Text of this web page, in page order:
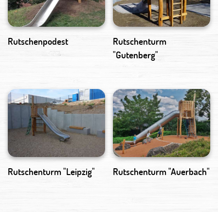
Rutschenpodest
Rutschenturm
"Gutenberg"
Rutschenturm "Leipzig" Rutschenturm "Auerbach"